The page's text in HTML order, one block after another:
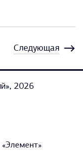
Следующая
2026